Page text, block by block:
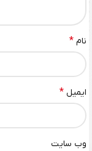
نام *
ایمیل *
وب‌ سایت